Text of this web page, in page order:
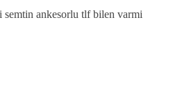
semtin ankesorlu tlf bilen varmi